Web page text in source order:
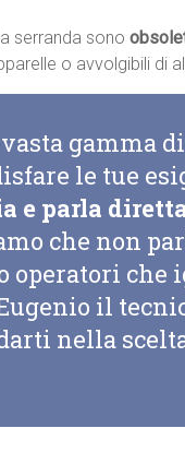
serranda sono
o avvolgibili di
gamma
le tue
e parla
che non
operatori che
il
nella